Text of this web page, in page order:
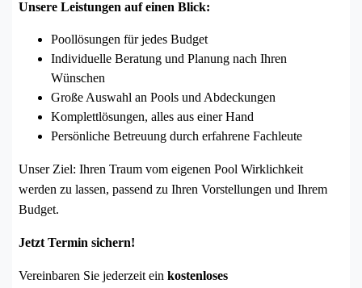
Unsere Leistungen auf einen Blick:
Poollösungen für jedes Budget
Individuelle Beratung und Planung nach Ihren
Wünschen
Große Auswahl an Pools und Abdeckungen
Komplettlösungen, alles aus einer Hand
Persönliche Betreuung durch erfahrene Fachleute
Unser Ziel: Ihren Traum vom eigenen Pool Wirklichkeit
werden zu lassen, passend zu Ihren Vorstellungen und Ihrem
Budget.
Jetzt Termin sichern!
Vereinbaren Sie jederzeit ein kostenloses